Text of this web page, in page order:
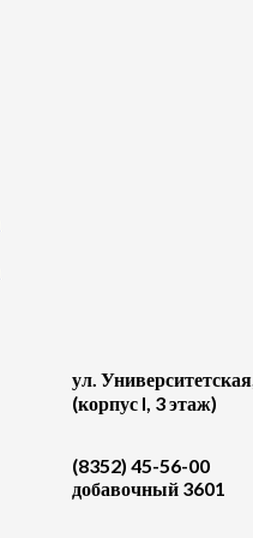
ул.
(корпус I, 3 этаж)
(8352) 45-56-00
добавочный 3601